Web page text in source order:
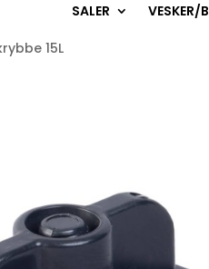
SALER
VESKER/
15L